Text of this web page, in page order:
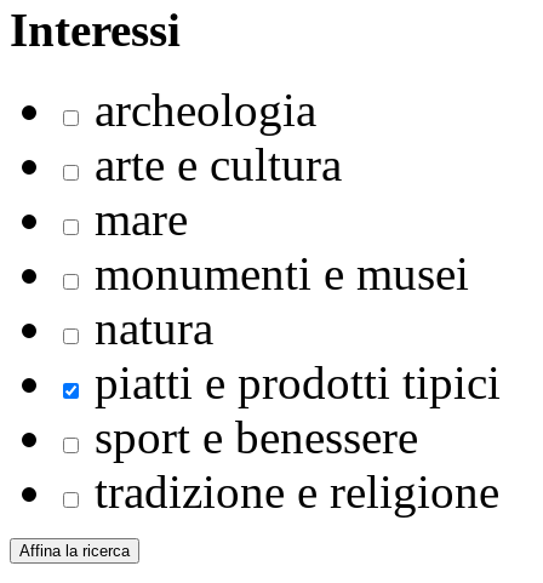
Interessi
archeologia
arte e cultura
mare
monumenti e musei
natura
piatti e prodotti tipici
sport e benessere
tradizione e religione